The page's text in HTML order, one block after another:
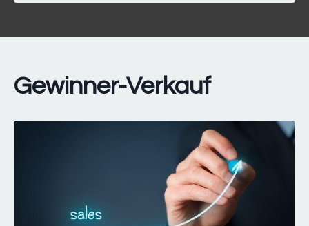
Gewinner-Verkauf